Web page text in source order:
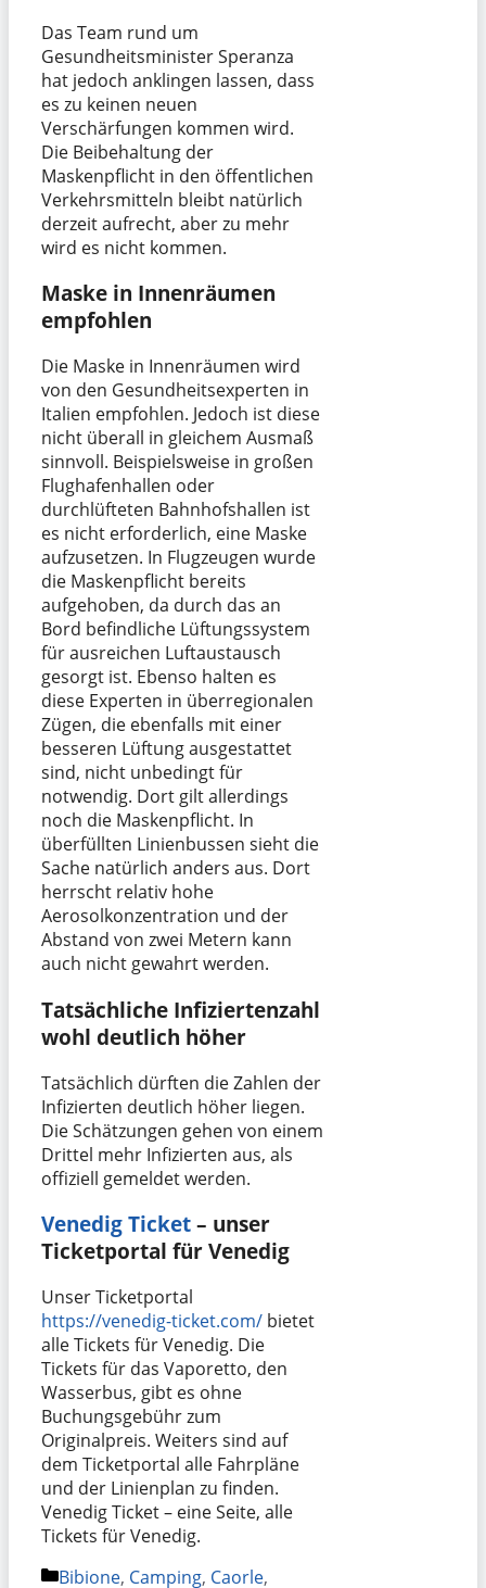
Das Team rund um
Gesundheitsminister Speranza
hat jedoch anklingen lassen, dass
es zu keinen neuen
Verschärfungen kommen wird.
Die Beibehaltung der
Maskenpflicht in den öffentlichen
Verkehrsmitteln bleibt natürlich
derzeit aufrecht, aber zu mehr
wird es nicht kommen.
Maske in Innenräumen
empfohlen
Die Maske in Innenräumen wird
von den Gesundheitsexperten in
Italien empfohlen. Jedoch ist diese
nicht überall in gleichem Ausmaß
sinnvoll. Beispielsweise in großen
Flughafenhallen oder
durchlüfteten Bahnhofshallen ist
es nicht erforderlich, eine Maske
aufzusetzen. In Flugzeugen wurde
die Maskenpflicht bereits
aufgehoben, da durch das an
Bord befindliche Lüftungssystem
für ausreichen Luftaustausch
gesorgt ist. Ebenso halten es
diese Experten in überregionalen
Zügen, die ebenfalls mit einer
besseren Lüftung ausgestattet
sind, nicht unbedingt für
notwendig. Dort gilt allerdings
noch die Maskenpflicht. In
überfüllten Linienbussen sieht die
Sache natürlich anders aus. Dort
herrscht relativ hohe
Aerosolkonzentration und der
Abstand von zwei Metern kann
auch nicht gewahrt werden.
Tatsächliche Infiziertenzahl
wohl deutlich höher
Tatsächlich dürften die Zahlen der
Infizierten deutlich höher liegen.
Die Schätzungen gehen von einem
Drittel mehr Infizierten aus, als
offiziell gemeldet werden.
Venedig Ticket – unser
Ticketportal für Venedig
Unser Ticketportal
https://venedig-ticket.com/ bietet
alle Tickets für Venedig. Die
Tickets für das Vaporetto, den
Wasserbus, gibt es ohne
Buchungsgebühr zum
Originalpreis. Weiters sind auf
dem Ticketportal alle Fahrpläne
und der Linienplan zu finden.
Venedig Ticket – eine Seite, alle
Tickets für Venedig.
Kategorien
Bibione, Camping, Caorle,